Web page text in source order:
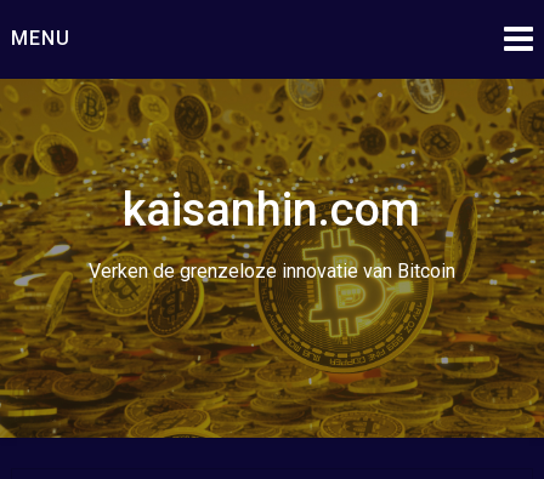
naar
inhoud
MENU
kaisanhin.com
Verken de grenzeloze innovatie van Bitcoin